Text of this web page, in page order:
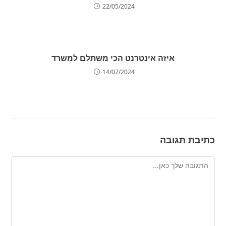
22/05/2024
איזה אינטרנט הכי משתלם למשרד
14/07/2024
כתיבת תגובה
להגיב